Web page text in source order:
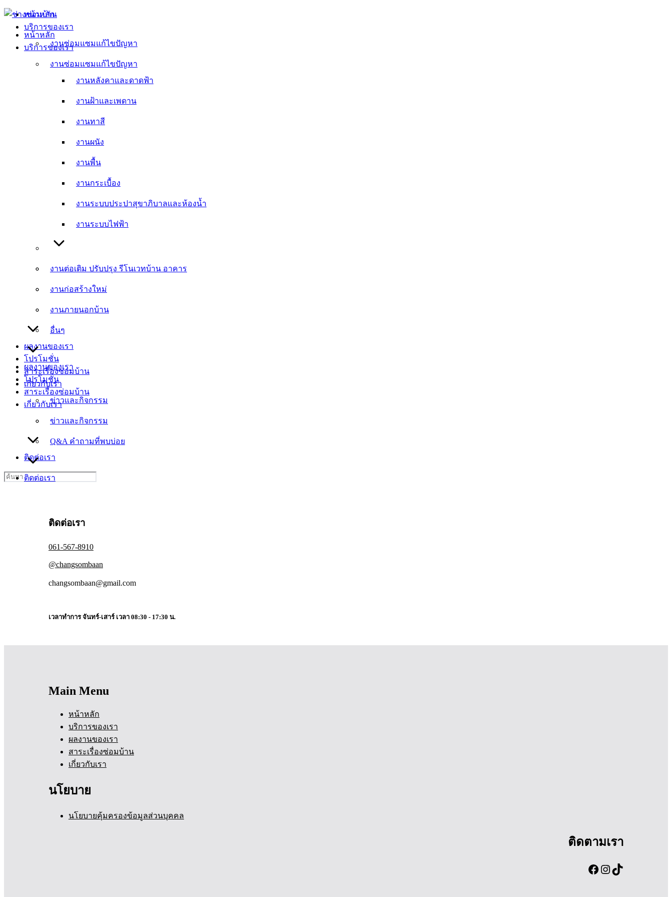
Skip
content
หน้าหลัก
บริการของเรา
งานซ่อมแซมแก้ไขปัญหา
งานหลังคาและดาดฟ้า
งานฝ้าและเพดาน
งานทาสี
งานผนัง
งานพื้น
งานกระเบื้อง
งานระบบประปาสุขาภิบาลและห้องน้ำ
งานระบบไฟฟ้า
งานต่อเติม ปรับปรุง รีโนเวทบ้าน อาคาร
งานก่อสร้างใหม่
งานภายนอกบ้าน
อื่นๆ
ผลงานของเรา
โปรโมชั่น
สาระเรื่องซ่อมบ้าน
เกี่ยวกับเรา
ข่าวและกิจกรรม
Q&A คำถามที่พบบ่อย
ติดต่อเรา
หน้าหลัก
บริการของเรา
งานซ่อมแซมแก้ไขปัญหา
งานหลังคาและดาดฟ้า
งานฝ้าและเพดาน
งานทาสี
งานผนัง
งานพื้น
งานกระเบื้อง
งานระบบประปาสุขาภิบาลและห้องน้ำ
งานระบบไฟฟ้า
งานต่อเติม ปรับปรุง รีโนเวทบ้าน อาคาร
งานก่อสร้างใหม่
งานภายนอกบ้าน
อื่นๆ
ผลงานของเรา
โปรโมชั่น
สาระเรื่องซ่อมบ้าน
เกี่ยวกับเรา
ข่าวและกิจกรรม
Q&A คำถามที่พบบ่อย
ติดต่อเรา
Search
for:
ติดต่อเรา
061-567-8910
@changsombaan
changsombaan@gmail.com
เวลาทำการ จันทร์-เสาร์ เวลา 08:30 - 17:30 น.
Main Menu
หน้าหลัก
บริการของเรา
ผลงานของเรา
สาระเรื่องซ่อมบ้าน
เกี่ยวกับเรา
นโยบาย
นโยบายคุ้มครองข้อมูลส่วนบุคคล
ติดตามเรา
Facebook
Instagram
TikTok